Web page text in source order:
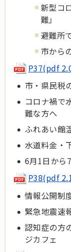
新型コ
難」
避難所
市から
P37(pdf
市・県民税
コロナ禍で
難な方へ
ふれあい館
水道料金・
6月1日から
P38(pdf
情報公開制
緊急地震速
認知症の方
ジカフェ